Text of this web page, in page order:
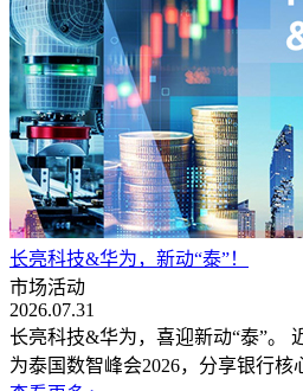
长亮科技&华为，新动“泰”！
市场活动
2026.07.31
长亮科技&华为，喜迎新动“泰”。
为泰国数智峰会2026，分享银行